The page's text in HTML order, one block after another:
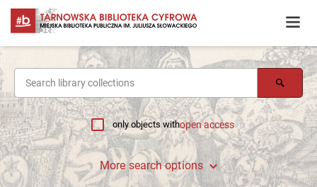
only objects withopen access
More search options